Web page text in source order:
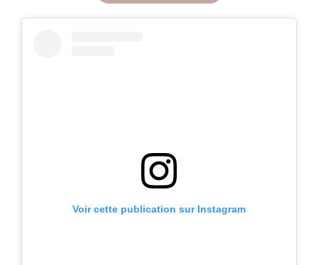
Voir cette publication sur Instagram